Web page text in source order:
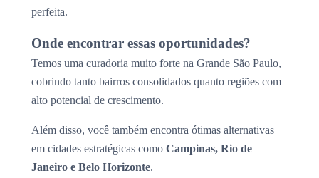
perfeita.
Onde encontrar essas oportunidades?
Temos uma curadoria muito forte na Grande São Paulo,
cobrindo tanto bairros consolidados quanto regiões com
alto potencial de crescimento.
Além disso, você também encontra ótimas alternativas
em cidades estratégicas como Campinas, Rio de
Janeiro e Belo Horizonte.